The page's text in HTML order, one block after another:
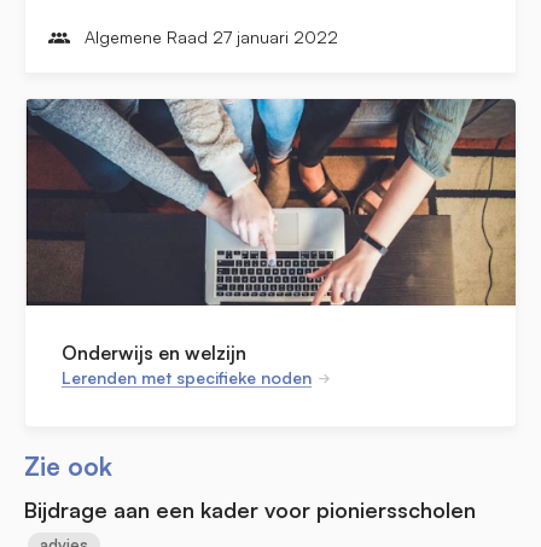
Algemene Raad 27 januari 2022
Onderwijs en welzijn
Lerenden met specifieke noden
Zie ook
Bijdrage aan een kader voor pioniersscholen